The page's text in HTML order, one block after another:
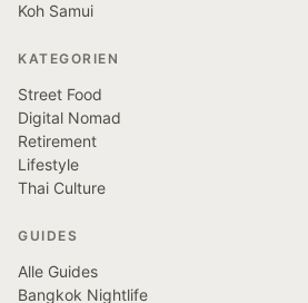
Koh Samui
KATEGORIEN
Street Food
Digital Nomad
Retirement
Lifestyle
Thai Culture
GUIDES
Alle Guides
Bangkok Nightlife